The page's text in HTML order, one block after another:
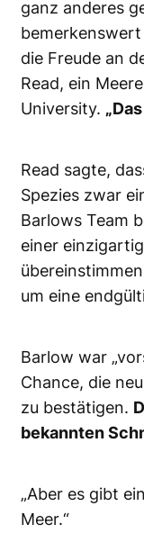
ganz anderes
die Freude an
Read, ein
University.
Read sagte,
Spezies zwar
Barlows Team
einer
um eine
Barlow war
Chance, die
zu bestätigen.
bekannten
„Aber es gibt
Meer.“